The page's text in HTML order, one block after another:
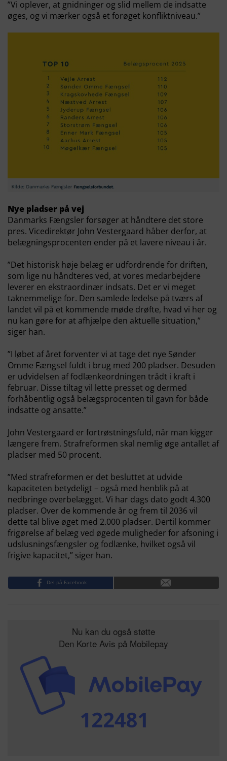
”Vi oplever, at gnidninger og slid mellem de indsatte
øges, og vi mærker også et forøget konfliktniveau.”
Nye pladser på vej
Danmarks Fængsler forsøger at håndtere det store
pres. Vicedirektør John Vestergaard håber derfor, at
belægningsprocenten ender på et lavere niveau i år.
”Det historisk høje belæg er udfordrende for driften,
som lige nu håndteres ved, at vores medarbejdere
leverer en ekstraordinær indsats. Det er vi meget
taknemmelige for. Den samlede ledelse på tværs af
landet vil på et kommende møde drøfte, hvad vi her og
nu kan gøre for at afhjælpe den aktuelle situation,”
siger han.
”I løbet af året forventer vi at tage det nye Sønder
Omme Fængsel fuldt i brug med 200 pladser. Desuden
er udvidelsen af fodlænkeordningen trådt i kraft i
februar. Disse tiltag vil lette presset og dermed
forhåbentlig også belægsprocenten til gavn for både
indsatte og ansatte.”
John Vestergaard er fortrøstningsfuld, når man kigger
længere frem. Strafreformen skal nemlig øge antallet af
pladser med 50 procent.
”Med strafreformen er det besluttet at udvide
kapaciteten betydeligt – også med henblik på at
nedbringe overbelægget. Vi har dags dato godt 4.300
pladser. Over de kommende år og frem til 2036 vil
dette tal blive øget med 2.000 pladser. Dertil kommer
frigørelse af belæg ved øgede muligheder for afsoning i
udslusningsfængsler og fodlænke, hvilket også vil
frigive kapacitet,” siger han.
Del på Facebook
Nu kan du også støtte
Den Korte Avis på Mobilepay